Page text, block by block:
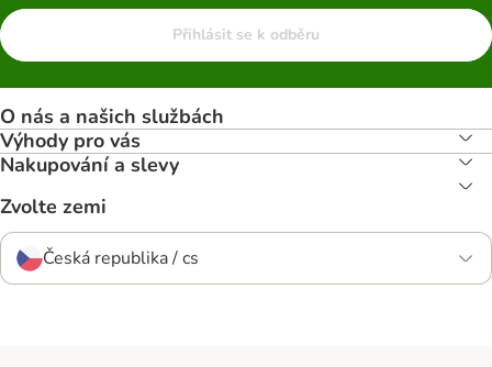
Přihlásit se k odběru
O nás a našich službách
Výhody pro vás
Nakupování a slevy
Zvolte zemi
Česká republika / cs